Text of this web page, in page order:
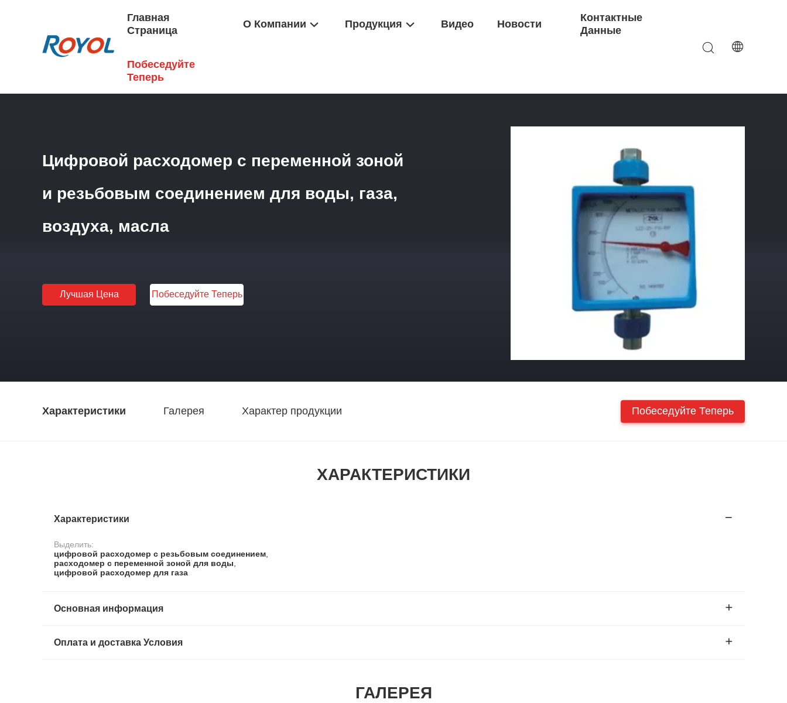
Главная
Страница
О Компании Продукция Видео Новости
Контактные
Данные
Побеседуйте
Теперь
Продукция / Счетчик Потока
Цифровой расходомер с переменной зоной
и резьбовым соединением для воды, газа,
воздуха, масла
Лучшая Цена Побеседуйте Теперь
Характеристики Галерея Характер продукции Побеседуйте Теперь
ХАРАКТЕРИСТИКИ
Характеристики
Выделить:
цифровой расходомер с резьбовым соединением,
расходомер с переменной зоной для воды,
цифровой расходомер для газа
Основная информация
Оплата и доставка Условия
ГАЛЕРЕЯ